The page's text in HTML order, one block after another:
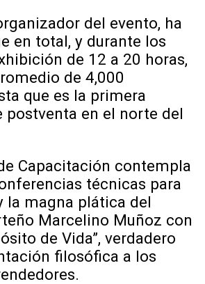
del evento, ha
en total, y durante los
de 12 a 20 horas,
de 4,000
que es la primera
postventa en el norte del
Capacitación contempla
técnicas para
la magna plática del
Marcelino Muñoz con
de Vida”, verdadero
filosófica a los